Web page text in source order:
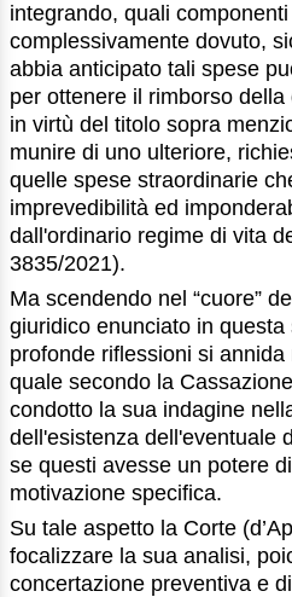
integrando, quali
complessivamente dovuto,
abbia anticipato tali spese
per ottenere il rimborso
in virtù del titolo sopra
munire di uno ulteriore,
quelle spese straordinarie
imprevedibilità ed
dall'ordinario regime di vita
3835/2021).
Ma scendendo nel “cuore”
giuridico enunciato in
profonde riflessioni si
quale secondo la
condotto la sua indagine
dell'esistenza dell'eventuale
se questi avesse un potere
motivazione specifica.
Su tale aspetto la Corte
focalizzare la sua analisi,
concertazione preventiva e